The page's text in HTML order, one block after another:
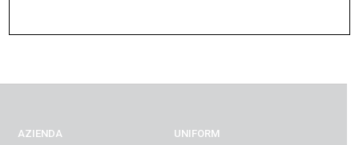
AZIENDA
UNIFORM